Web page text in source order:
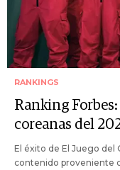
RANKINGS
Ranking
coreanas del
El éxito de El Juego del
contenido proveniente